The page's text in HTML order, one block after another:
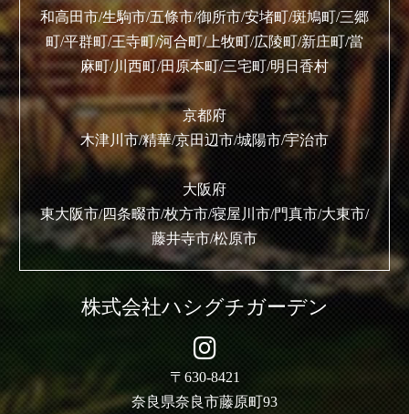
和高田市/生駒市/五條市/御所市/安堵町/斑鳩町/三郷
町/平群町/王寺町/河合町/上牧町/広陵町/新庄町/當
麻町/川西町/田原本町/三宅町/明日香村
京都府
木津川市/精華/京田辺市/城陽市/宇治市
大阪府
東大阪市/四条畷市/枚方市/寝屋川市/門真市/大東市/
藤井寺市/松原市
株式会社ハシグチガーデン
〒630-8421
奈良県奈良市藤原町93